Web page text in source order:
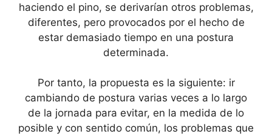
haciendo el pino, se derivarían otros problemas,
diferentes, pero provocados por el hecho de
estar demasiado tiempo en una postura
determinada.
Por tanto, la propuesta es la siguiente: ir
cambiando de postura varias veces a lo largo
de la jornada para evitar, en la medida de lo
posible y con sentido común, los problemas que